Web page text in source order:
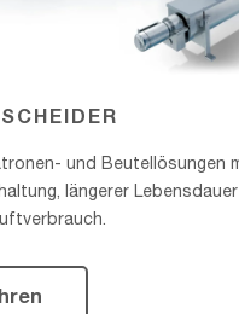
und Beutellösungen
längerer